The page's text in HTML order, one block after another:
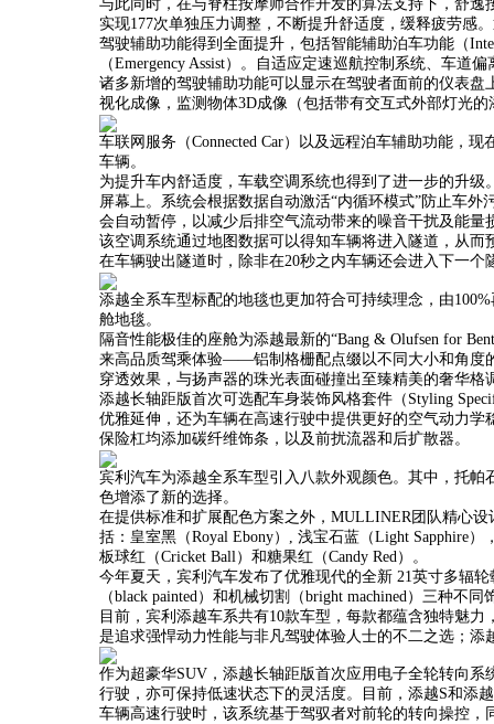
与此同时，在与脊柱按摩师合作开发的算法支持下，舒
实现177次单独压力调整，不断提升舒适度，缓释疲劳感
驾驶辅助功能得到全面提升，包括智能辅助泊车功能（
（Emergency Assist）。自适应定速巡航控制系统、车道
诸多新增的驾驶辅助功能可以显示在驾驶者面前的仪表
视化成像，监测物体3D成像（包括带有交互式外部灯光
车联网服务（Connected Car）以及远程泊车辅助功能，
车辆。
为提升车内舒适度，车载空调系统也得到了进一步的升
屏幕上。系统会根据数据自动激活“内循环模式”防止车
会自动暂停，以减少后排空气流动带来的噪音干扰及能量
该空调系统通过地图数据可以得知车辆将进入隧道，从
在车辆驶出隧道时，除非在20秒之内车辆还会进入下一
添越全系车型标配的地毯也更加符合可持续理念，由
舱地毯。
隔音性能极佳的座舱为添越最新的“Bang & Olufsen for
来高品质驾乘体验——铝制格栅配点缀以不同大小和角度
穿透效果，与扬声器的珠光表面碰撞出至臻精美的奢华格
添越长轴距版首次可选配车身装饰风格套件（Styling
优雅延伸，还为车辆在高速行驶中提供更好的空气动力
保险杠均添加碳纤维饰条，以及前扰流器和后扩散器。
宾利汽车为添越全系车型引入八款外观颜色。其中，托帕
色增添了新的选择。
在提供标准和扩展配色方案之外，MULLINER团队精心
括：皇室黑（Royal Ebony）, 浅宝石蓝（Light Sapphire）
板球红（Cricket Ball）和糖果红（Candy Red）。
今年夏天，宾利汽车发布了优雅现代的全新 21英寸多辐
（black painted）和机械切割（bright machined）三种不
目前，宾利添越车系共有10款车型，每款都蕴含独特魅
是追求强悍动力性能与非凡驾驶体验人士的不二之选；
作为超豪华SUV，添越长轴距版首次应用电子全轮转向
行驶，亦可保持低速状态下的灵活度。目前，添越S和添
车辆高速行驶时，该系统基于驾驭者对前轮的转向操控